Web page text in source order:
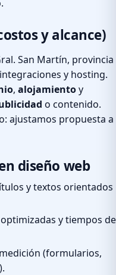
y alcance)
San Martín, provincia
y hosting.
, alojamientoy
o contenido.
ajustamos propuesta a
diseño web
y textos orientados
y tiempos de
(formularios,